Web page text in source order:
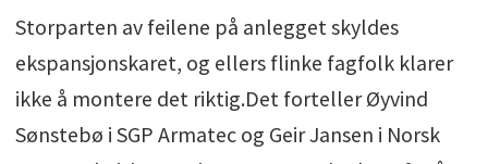
Storparten av feilene på anlegget skyldes
ekspansjonskaret, og ellers flinke fagfolk klarer
ikke å montere det riktig.Det forteller Øyvind
Sønstebø i SGP Armatec og Geir Jansen i Norsk